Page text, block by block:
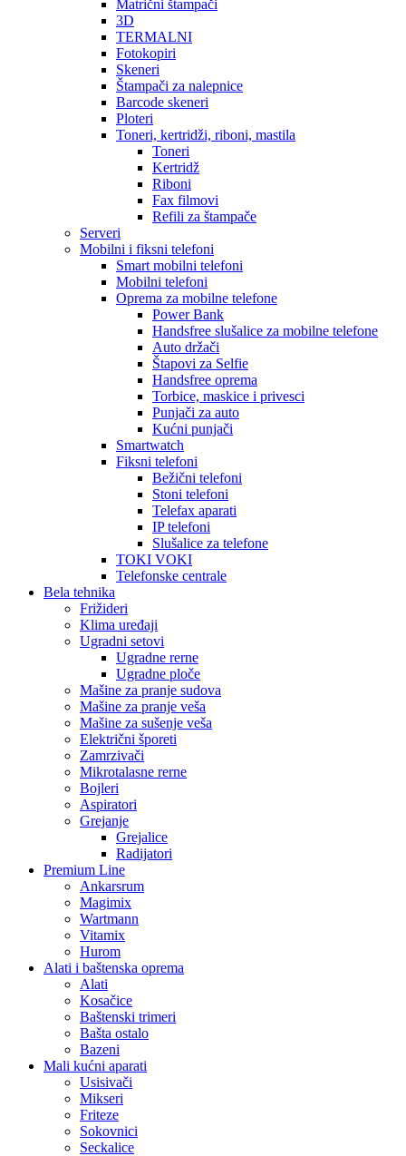
Matrični štampači
3D
TERMALNI
Fotokopiri
Skeneri
Štampači za nalepnice
Barcode skeneri
Ploteri
Toneri, kertridži, riboni, mastila
Toneri
Kertridž
Riboni
Fax filmovi
Refili za štampače
Serveri
Mobilni i fiksni telefoni
Smart mobilni telefoni
Mobilni telefoni
Oprema za mobilne telefone
Power Bank
Handsfree slušalice za mobilne telefone
Auto držači
Štapovi za Selfie
Handsfree oprema
Torbice, maskice i privesci
Punjači za auto
Kućni punjači
Smartwatch
Fiksni telefoni
Bežični telefoni
Stoni telefoni
Telefax aparati
IP telefoni
Slušalice za telefone
TOKI VOKI
Telefonske centrale
Bela tehnika
Frižideri
Klima uređaji
Ugradni setovi
Ugradne rerne
Ugradne ploče
Mašine za pranje sudova
Mašine za pranje veša
Mašine za sušenje veša
Električni šporeti
Zamrzivači
Mikrotalasne rerne
Bojleri
Aspiratori
Grejanje
Grejalice
Radijatori
Premium Line
Ankarsrum
Magimix
Wartmann
Vitamix
Hurom
Alati i baštenska oprema
Alati
Kosačice
Baštenski trimeri
Bašta ostalo
Bazeni
Mali kućni aparati
Usisivači
Mikseri
Friteze
Sokovnici
Seckalice